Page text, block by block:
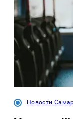
Новости